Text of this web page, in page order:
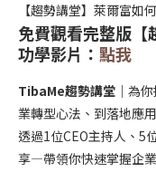
【趨勢講堂】萊爾富如
免費觀看完整版【
功學影片： 點我
TibaMe趨勢講堂｜ 為
業轉型心法、到落地應用
透過1位CEO主持人、5
享—帶領你快速掌握企業